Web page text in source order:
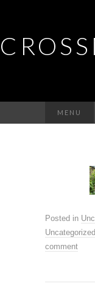
MENU
Posted in
Uncategorized
comment